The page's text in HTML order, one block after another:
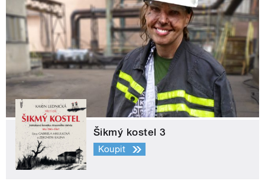
Šikmý kostel 3
Koupit